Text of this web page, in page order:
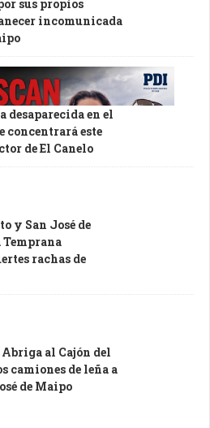
sus propios
incomunicada
desaparecida en el
concentrará este
de El Canelo
y San José de
rachas de
al Cajón del
camiones de leña a
de Maipo